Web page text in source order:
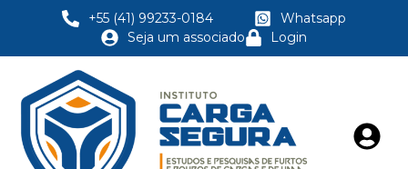
+55 (41) 99233-0184
Whatsapp
Seja um associado
Login